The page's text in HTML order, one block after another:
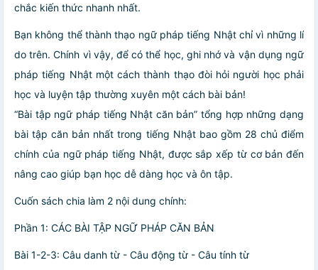
chắc kiến thức nhanh nhất.
Bạn không thể thành thạo ngữ pháp tiếng Nhật chỉ vì những lí
do trên. Chính vì vậy, để có thể học, ghi nhớ và vận dụng ngữ
pháp tiếng Nhật một cách thành thạo đòi hỏi người học phải
học và luyện tập thường xuyên một cách bài bản!
“Bài tập ngữ pháp tiếng Nhật căn bản” tổng hợp những dạng
bài tập căn bản nhất trong tiếng Nhật bao gồm 28 chủ điểm
chính của ngữ pháp tiếng Nhật, được sắp xếp từ cơ bản đến
nâng cao giúp bạn học dễ dàng học và ôn tập.
Cuốn sách chia làm 2 nội dung chính:
Phần 1: CÁC BÀI TẬP NGỮ PHÁP CĂN BẢN
Bài 1-2-3: Câu danh từ - Câu động từ - Câu tính từ